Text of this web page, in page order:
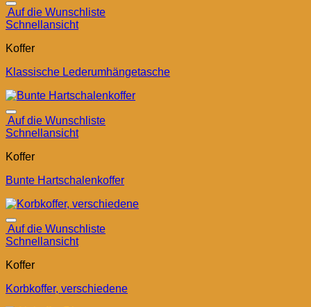
Auf die Wunschliste
Schnellansicht
Koffer
Klassische Lederumhängetasche
Auf die Wunschliste
Schnellansicht
Koffer
Bunte Hartschalenkoffer
Auf die Wunschliste
Schnellansicht
Koffer
Korbkoffer, verschiedene